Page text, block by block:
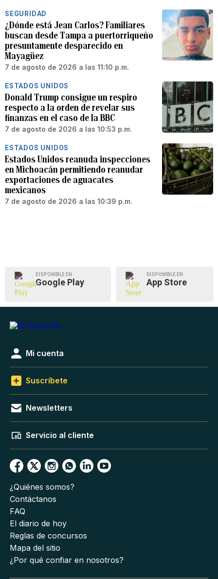
SEGURIDAD
¿Dónde está Jean Carlos? Familiares
buscan desde Tampa a puertorriqueño
presuntamente desparecido en
Mayagüez
7 de agosto de 2026 a las 11:10 p.m.
ESTADOS UNIDOS
Donald Trump consigue un respiro
respecto a la orden de revelar sus
finanzas en el caso de la BBC
7 de agosto de 2026 a las 10:53 p.m.
ESTADOS UNIDOS
Estados Unidos reanuda inspecciones
en Michoacán permitiendo reanudar
exportaciones de aguacates
mexicanos
7 de agosto de 2026 a las 10:39 p.m.
DISPONIBLE EN
Google Play
DISPONIBLE EN
App Store
Mi cuenta
Suscríbete
Newsletters
Servicio al cliente
¿Quiénes somos?
Contáctanos
FAQ
El diario de hoy
Reglas de concursos
Mapa del sitio
¿Por qué confiar en nosotros?